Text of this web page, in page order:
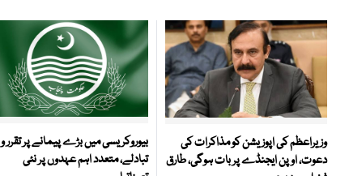
وزیراعظم کی اپوزیشن کو مذاکرات کی
دعوت، اوپن ایجنڈے پر بات ہوگی، طارق
بیوروکریسی میں بڑے پیمانے پر تقرر و
تبادلے، متعدد اہم عہدوں پر نئی